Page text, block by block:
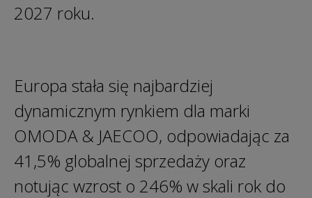
2027 roku.
Europa stała się najbardziej
dynamicznym rynkiem dla marki
OMODA & JAECOO, odpowiadając za
41,5% globalnej sprzedaży oraz
notując wzrost o 246% w skali rok do